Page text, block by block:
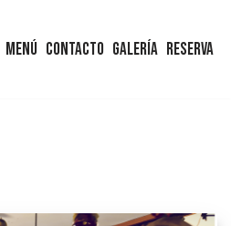
Menú Contacto Galería Reserva